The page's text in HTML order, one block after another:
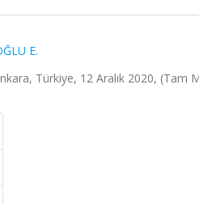
E.
Türkiye, 12 Aralık 2020, (Tam